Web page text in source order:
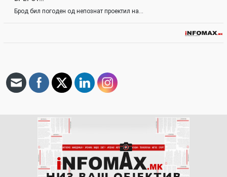
Брод бил погоден од непознат проектил на…